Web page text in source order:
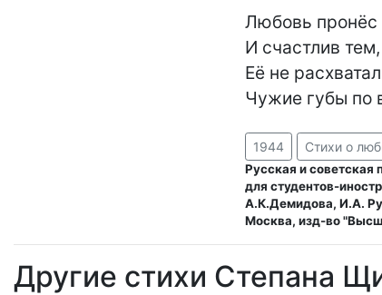
Любовь пронёс
И счастлив
Её не
Чужие губы по
1944 Стихи о
Русская и советская
для студентов-
А.К.Демидова, И.А.
Москва, изд-во
Другие стихи Степана